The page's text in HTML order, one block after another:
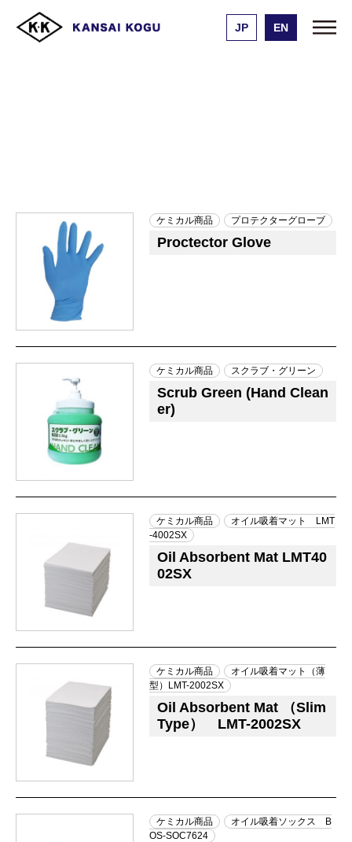
JP EN
ケミカル商品 プロテクターグローブ
Proctector Glove
ケミカル商品 スクラブ・グリーン
Scrub Green (Hand Clean
er)
ケミカル商品
オイル吸着マット LMT
-4002SX
Oil Absorbent Mat LMT40
02SX
ケミカル商品
オイル吸着マット（薄
型）LMT-2002SX
Oil Absorbent Mat （Slim
Type） LMT-2002SX
ケミカル商品
オイル吸着ソックス B
OS-SOC7624